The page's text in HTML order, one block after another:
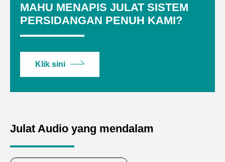
MAHU MENAPIS JULAT SISTEM
PERSIDANGAN PENUH KAMI?
Klik sini
Julat Audio yang mendalam